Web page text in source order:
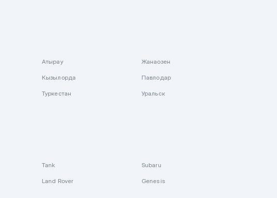
Атырау Жанаозен
Кызылорда Павлодар
Туркестан Уральск
Tank Subaru
Land Rover Genesis